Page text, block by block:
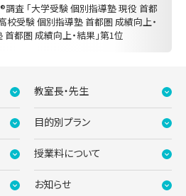
調査 「大学受験 個別指導塾 現役 首都
校受験 個別指導塾 首都圏 成績向上・
首都圏 成績向上・結果」第1位
教室長・先生
目的別プラン
授業料について
お知らせ